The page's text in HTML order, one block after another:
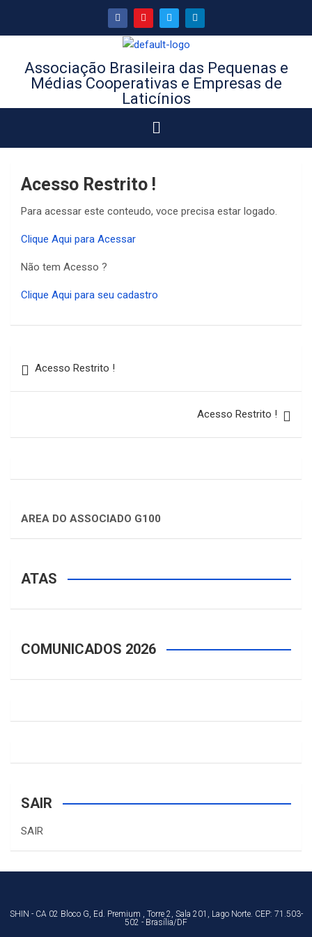
Associação Brasileira das Pequenas e
Médias Cooperativas e Empresas de
Laticínios
Acesso Restrito !
Para acessar este conteudo, voce precisa estar logado.
Clique Aqui para Acessar
Não tem Acesso ?
Clique Aqui para seu cadastro
Acesso Restrito !
Acesso Restrito !
AREA DO ASSOCIADO G100
ATAS
COMUNICADOS 2026
SAIR
SAIR
SHIN - CA 02 Bloco G, Ed. Premium , Torre 2, Sala 201, Lago Norte. CEP: 71.503-
502 - Brasília/DF